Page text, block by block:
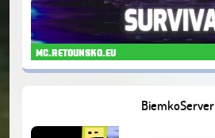
mc.retounsko.eu
BiemkoServer